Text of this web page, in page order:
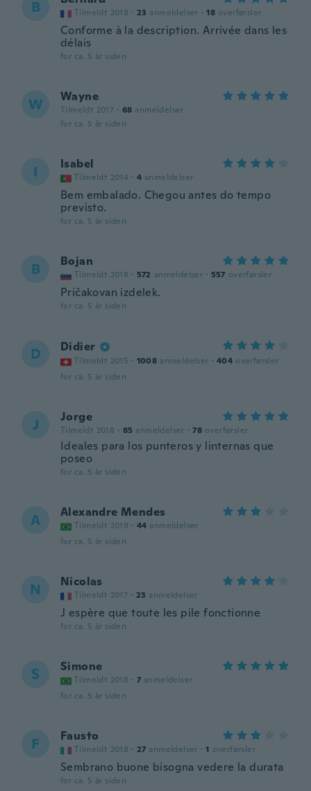
B Tilmeldt 2018 · 23 anmeldelser · 18 overførsler
Conforme à la description. Arrivée dans les
délais
for ca. 5 år siden
W Wayne
Tilmeldt 2017 · 68 anmeldelser
for ca. 5 år siden
I Isabel
Tilmeldt 2014 · 4 anmeldelser
Bem embalado. Chegou antes do tempo
previsto.
for ca. 5 år siden
B Bojan
Tilmeldt 2018 · 572 anmeldelser · 557 overførsler
Pričakovan izdelek.
for ca. 5 år siden
D Didier
Tilmeldt 2015 · 1008 anmeldelser · 404 overførsler
for ca. 5 år siden
J Jorge
Tilmeldt 2018 · 85 anmeldelser · 78 overførsler
Ideales para los punteros y linternas que
poseo
for ca. 5 år siden
A Alexandre Mendes
Tilmeldt 2019 · 44 anmeldelser
for ca. 5 år siden
N Nicolas
Tilmeldt 2017 · 23 anmeldelser
J espère que toute les pile fonctionne
for ca. 5 år siden
S Simone
Tilmeldt 2018 · 7 anmeldelser
for ca. 5 år siden
F Fausto
Tilmeldt 2018 · 27 anmeldelser · 1 overførsler
Sembrano buone bisogna vedere la durata
for ca. 5 år siden